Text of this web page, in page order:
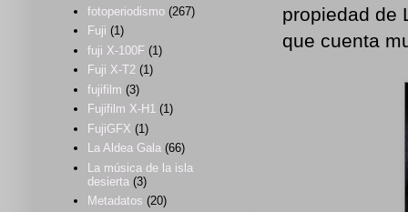
propiedad de
que cuenta
fotoperiodismo (267)
Fuji (1)
fuji X-100F (1)
Fuji X-T2 (1)
fujifilm (3)
Fujifilm X-H1 (1)
FujiGFX (1)
La Aldea Gala (66)
La música de la isla
desierta (3)
Metadatos (20)